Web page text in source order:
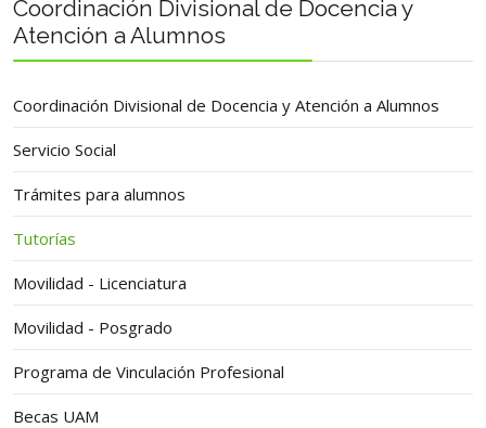
Coordinación Divisional de Docencia y
Atención a Alumnos
Coordinación Divisional de Docencia y Atención a Alumnos
Servicio Social
Trámites para alumnos
Tutorías
Movilidad - Licenciatura
Movilidad - Posgrado
Programa de Vinculación Profesional
Becas UAM